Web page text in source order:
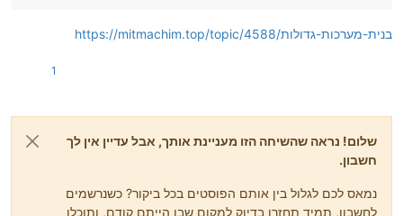
https://mitmachim.top/topic/4588/בנית-מערכות-גדולות
1
שלום! נראה שהשיחה הזו מעניינת אותך, אבל עדיין אין לך
חשבון.
נמאס לכם לגלול בין אותם הפוסטים בכל ביקור? כשנרשמים
לחשבון, תמיד תחזרו בדיוק למקום שבו הייתם קודם, ותוכלו